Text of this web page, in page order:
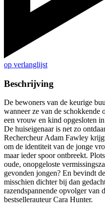
op verlanglijst
Beschrijving
De bewoners van de keurige
wanneer ze van de schokkende
een vrouw en kind opgesloten
De huiseigenaar is net zo
Rechercheur Adam Fawley
om de identiteit van de jonge
maar ieder spoor ontbreekt.
oude, onopgeloste
gevonden jongen? En bevindt
misschien dichter bij dan
razendspannende opvolger van
bestsellerauteur Cara Hunter.